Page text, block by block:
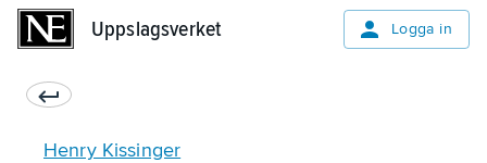
Uppslagsverket Logga in
Henry Kissinger